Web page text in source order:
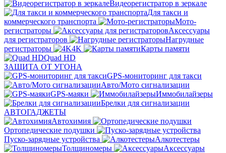
Видеорегистратор в зеркале
Для такси и
коммерческого транспорта
Мото-
регистраторы
Аксессуары
для регистраторов
Нагрудные
регистраторы
4K
Карты памяти
Quad HD
ЗАЩИТА ОТ УГОНА
GPS-мониторинг для такси
Авто/Мото сигнализации
GPS-маяки
Иммобилайзеры
Брелки для сигнализации
АВТОГАДЖЕТЫ
Автохимия
Ортопедические подушки
Пуско-зарядные устройства
Алкотестеры
Толщиномеры
Аксессуары